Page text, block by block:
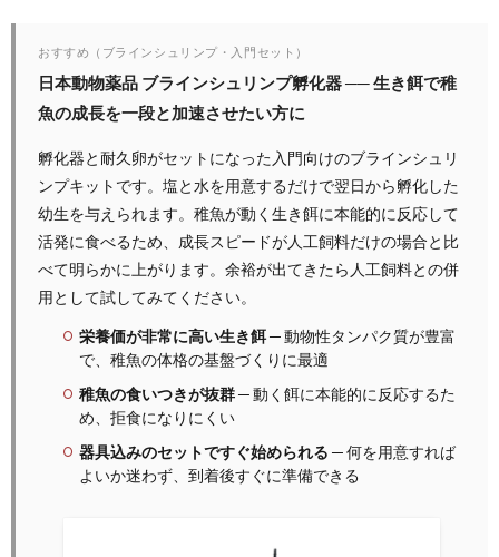
おすすめ（ブラインシュリンプ・入門セット）
日本動物薬品 ブラインシュリンプ孵化器 ── 生き餌で稚
魚の成長を一段と加速させたい方に
孵化器と耐久卵がセットになった入門向けのブラインシュリ
ンプキットです。塩と水を用意するだけで翌日から孵化した
幼生を与えられます。稚魚が動く生き餌に本能的に反応して
活発に食べるため、成長スピードが人工飼料だけの場合と比
べて明らかに上がります。余裕が出てきたら人工飼料との併
用として試してみてください。
栄養価が非常に高い生き餌─ 動物性タンパク質が豊富
で、稚魚の体格の基盤づくりに最適
稚魚の食いつきが抜群─ 動く餌に本能的に反応するた
め、拒食になりにくい
器具込みのセットですぐ始められる ─ 何を用意すれば
よいか迷わず、到着後すぐに準備できる